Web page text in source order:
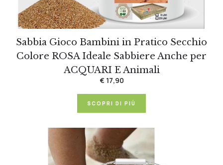
Sabbia Gioco Bambini in Pratico Secchio
Colore ROSA Ideale Sabbiere Anche per
ACQUARI E Animali
€ 17,90
SCOPRI DI PIÙ